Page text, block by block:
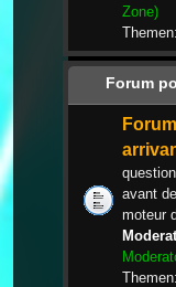
Zone)
Themen:
Forum
avant
moteur
Themen: